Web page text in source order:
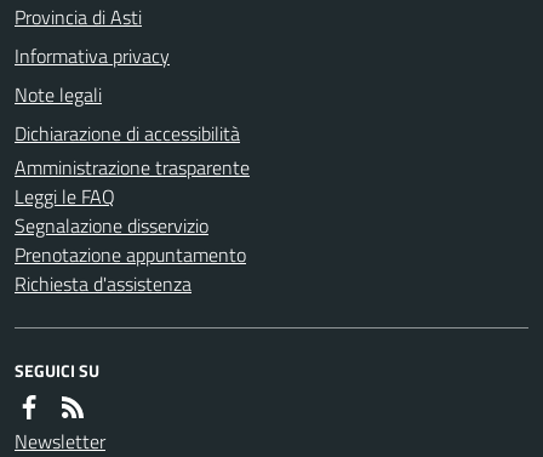
Provincia di Asti
Informativa privacy
Note legali
Dichiarazione di accessibilità
Amministrazione trasparente
Leggi le FAQ
Segnalazione disservizio
Prenotazione appuntamento
Richiesta d'assistenza
SEGUICI SU
Newsletter